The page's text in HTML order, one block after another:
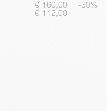
€ 160,00 -30%
€ 112,00